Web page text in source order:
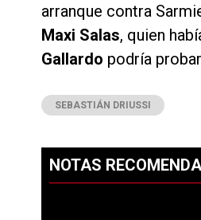
arranque contra
Maxi Salas, quien
Gallardo podría
SEBASTIÁN DRIUSSI
NOTAS